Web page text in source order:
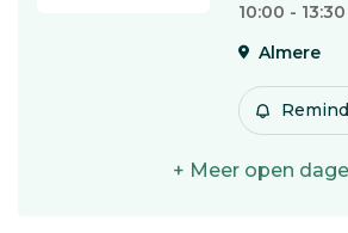
10:00 -
Almere
+ Meer open